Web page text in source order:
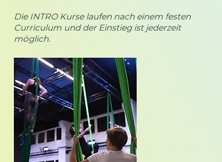
Die INTRO Kurse laufen nach einem festen
Curriculum und der Einstieg ist jederzeit
möglich.